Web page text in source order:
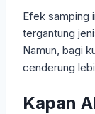
Efek samping
tergantung
Namun, bagi
cenderung
Kapan